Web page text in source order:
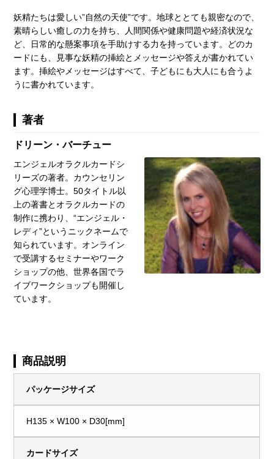
妖精たちは愛しい”自然の天使”です。地球ととても親密なので、
素晴らしい癒しの力を持ち、人間関係や健康問題や経済状況な
ど、日常的な懸案事項を手助けする力を持っています。どのカ
ードにも、見事な妖精の挿絵とメッセージや答えが書かれてい
ます。挿絵やメッセージはすべて、子どもにも大人にも合うよ
うに書かれています。
著者
ドリーン・バーチュー
エンジェルオラクルカードシ
リーズの著者。カウンセリン
グ心理学博士。50タイトル以
上の著書とオラクルカードの
制作に携わり、“エンジェル・
レディ”というニックネームで
知られています。オンライン
で受講するセミナーやワーク
ショップの他、世界各国でラ
イブワークショップも開催し
ています。
商品説明
パッケージサイズ
H135 × W100 × D30[mm]
カードサイズ